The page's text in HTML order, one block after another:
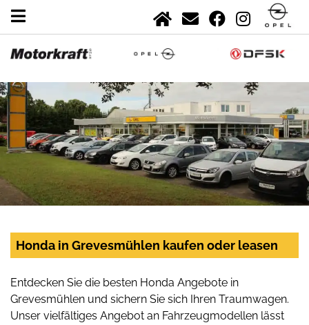
Honda in Grevesmühlen kaufen oder leasen
Entdecken Sie die besten Honda Angebote in
Grevesmühlen und sichern Sie sich Ihren Traumwagen.
Unser vielfältiges Angebot an Fahrzeugmodellen lässt